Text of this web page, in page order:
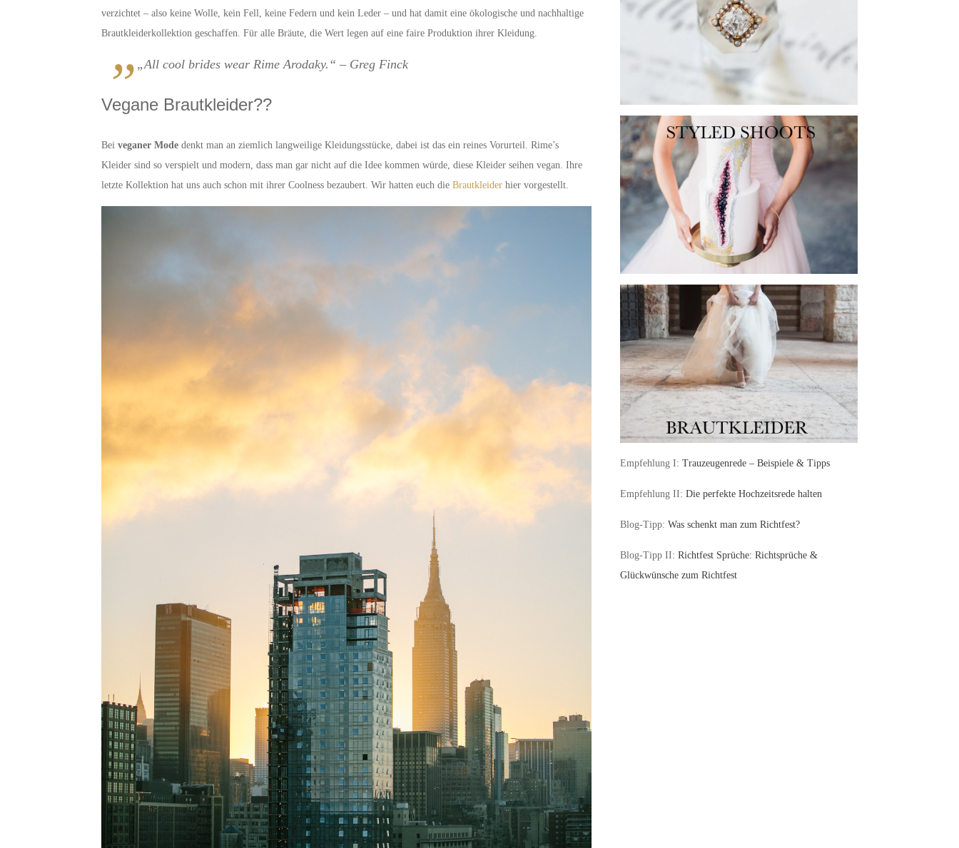
verzichtet – also keine Wolle, kein Fell, keine Federn und kein Leder – und hat damit eine ökologische und nachhaltige
Brautkleiderkollektion geschaffen. Für alle Bräute, die Wert legen auf eine faire Produktion ihrer Kleidung.
„All cool brides wear Rime Arodaky.“ – Greg Finck
Vegane Brautkleider??
Bei veganer Mode denkt man an ziemlich langweilige Kleidungsstücke, dabei ist das ein reines Vorurteil. Rime’s
Kleider sind so verspielt und modern, dass man gar nicht auf die Idee kommen würde, diese Kleider seihen vegan. Ihre
letzte Kollektion hat uns auch schon mit ihrer Coolness bezaubert. Wir hatten euch die Brautkleider hier vorgestellt.
Empfehlung I: Trauzeugenrede – Beispiele & Tipps
Empfehlung II: Die perfekte Hochzeitsrede halten
Blog-Tipp: Was schenkt man zum Richtfest?
Blog-Tipp II: Richtfest Sprüche: Richtsprüche &
Glückwünsche zum Richtfest